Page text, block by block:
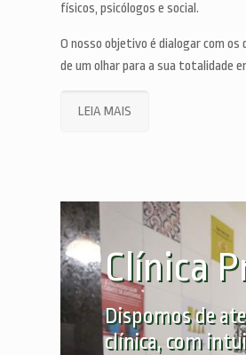
físicos, psicólogos e social.
O nosso objetivo é dialogar com
de um olhar para a sua totalidade
LEIA MAIS
Clínica
Dispomos de
clínica, com